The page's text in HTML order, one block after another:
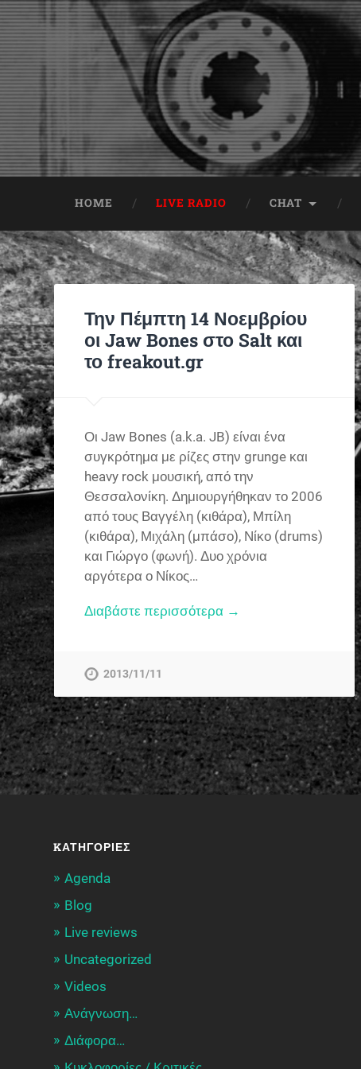
HOME LIVE RADIO CHAT
Την Πέμπτη 14 Νοεμβρίου
οι Jaw Bones στο Salt και
το freakout.gr
Οι Jaw Bones (a.k.a. JB) είναι ένα
συγκρότημα με ρίζες στην grunge και
heavy rock μουσική, από την
Θεσσαλονίκη. Δημιουργήθηκαν το 2006
από τους Βαγγέλη (κιθάρα), Μπίλη
(κιθάρα), Μιχάλη (μπάσο), Νίκο (drums)
και Γιώργο (φωνή). Δυο χρόνια
αργότερα ο Νίκος…
Διαβάστε περισσότερα →
2013/11/11
KΑΤΗΓΟΡΊΕΣ
Agenda
Blog
Live reviews
Uncategorized
Videos
Ανάγνωση…
Διάφορα…